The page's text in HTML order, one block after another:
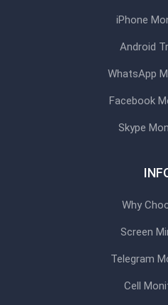
iPhone
Android
WhatsApp
Facebook
Skype
Why
Screen
Telegram
Cell